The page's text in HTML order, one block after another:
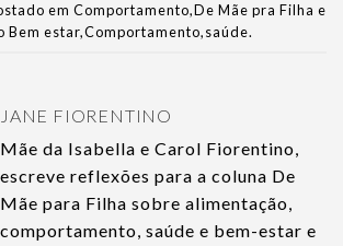
em Comportamento,De Mãe pra Filha e
Bem estar,Comportamento,saúde.
JANE FIORENTINO
Mãe da Isabella e Carol Fiorentino,
escreve reflexões para a coluna De
Mãe para Filha sobre alimentação,
comportamento, saúde e bem-estar e